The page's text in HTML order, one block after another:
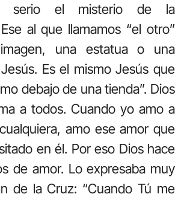
serio el misterio de la
al que llamamos “el otro”
una estatua o una
Es el mismo Jesús que
debajo de una tienda”. Dios
a todos. Cuando yo amo a
amo ese amor que
en él. Por eso Dios hace
de amor. Lo expresaba muy
de la Cruz: “Cuando Tú me